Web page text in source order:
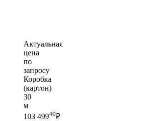
Актуальная
цена
по
запросу
Коробка
(картон)
30
м
103 49940₽